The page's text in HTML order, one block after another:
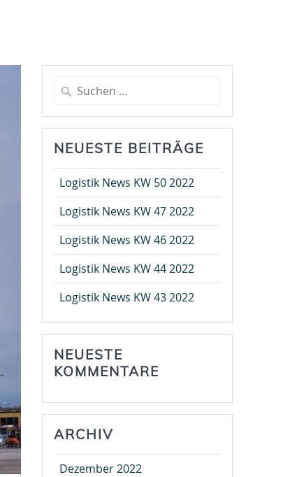
Suche
nach:
NEUESTE BEITRÄGE
Logistik News KW 50 2022
Logistik News KW 47 2022
Logistik News KW 46 2022
Logistik News KW 44 2022
Logistik News KW 43 2022
NEUESTE
KOMMENTARE
ARCHIV
Dezember 2022